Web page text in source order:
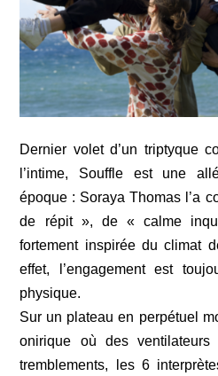
Dernier volet d’un triptyque
l’intime, Souffle est une
époque : Soraya Thomas l’a
de répit », de « calme
fortement inspirée du climat
effet, l’engagement est
physique.
Sur un plateau en perpétuel
onirique où des ventilateurs
tremblements, les 6